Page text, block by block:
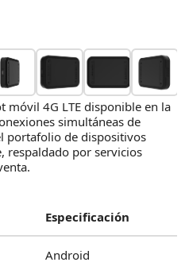
móvil 4G LTE disponible en la
simultáneas de
portafolio de dispositivos
respaldado por servicios
Especificación
Android